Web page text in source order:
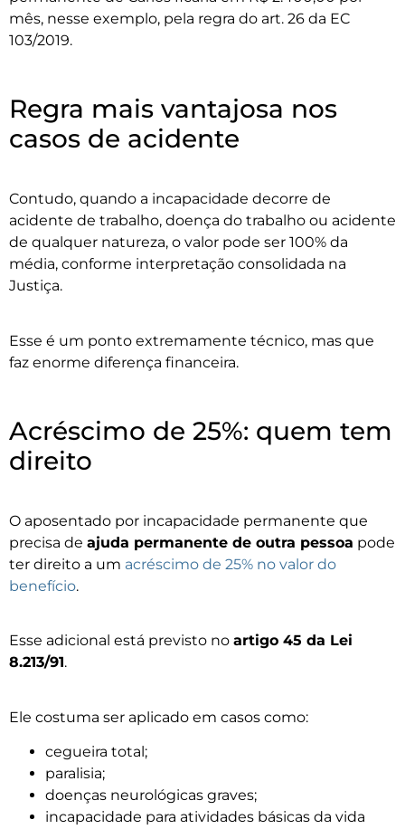
mês, nesse exemplo, pela regra do art. 26 da EC
103/2019.
Regra mais vantajosa nos
casos de acidente
Contudo, quando a incapacidade decorre de
acidente de trabalho, doença do trabalho ou acidente
de qualquer natureza, o valor pode ser 100% da
média, conforme interpretação consolidada na
Justiça.
Esse é um ponto extremamente técnico, mas que
faz enorme diferença financeira.
Acréscimo de 25%: quem tem
direito
O aposentado por incapacidade permanente que
precisa de ajuda permanente de outra pessoa pode
ter direito a um acréscimo de 25% no valor do
benefício.
Esse adicional está previsto no artigo 45 da Lei
8.213/91.
Ele costuma ser aplicado em casos como:
cegueira total;
paralisia;
doenças neurológicas graves;
incapacidade para atividades básicas da vida